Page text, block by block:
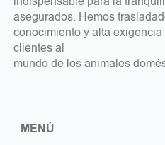
asegurados. Hemos
conocimiento y alta
clientes al
mundo de los animales
MENÚ